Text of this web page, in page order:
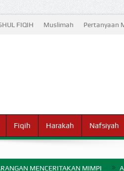
FIQIH Muslimah Pertanyaan
Fiqih Harakah Nafsiyah
MENCERITAKAN MIMPI